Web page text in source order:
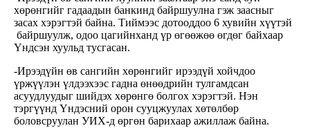
хөрөнгийг гадаадын банкинд байршуулна гэж заасныг
засах хэрэгтэй байна. Тиймээс дотооддоо 6 хувийн хүүтэй
байршуулж, одоо цагийнханд үр өгөөжөө өгдөг байхаар
Үндсэн хуульд тусгасан.
-Ирээдүйн өв сангийн хөрөнгийг ирээдүй хойчдоо
үржүүлэн үлдээхээс гадна өнөөдрийн тулгамдсан
асуудлуудыг шийдэх хөрөнгө болгох хэрэгтэй. Нэн
тэргүүнд Үндэсний орон сууцжуулах хөтөлбөр
боловсруулан УИХ-д өргөн барихаар ажиллаж байна.